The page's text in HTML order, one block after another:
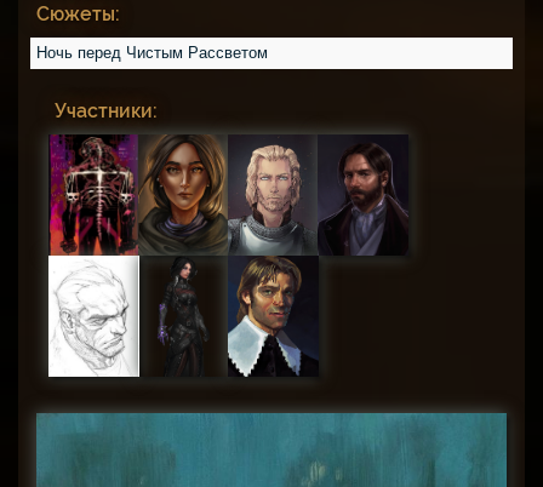
Сюжеты:
Ночь перед Чистым Рассветом
Участники: